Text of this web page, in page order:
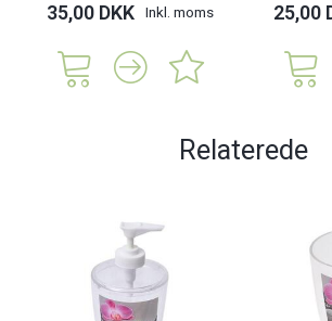
35,00 DKK Inkl. moms 25,00
Relaterede